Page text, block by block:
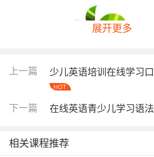
展开更多
上一篇 少儿英语培训在线学习口
HOT
下一篇 在线英语青少儿学习语法
相关课程推荐